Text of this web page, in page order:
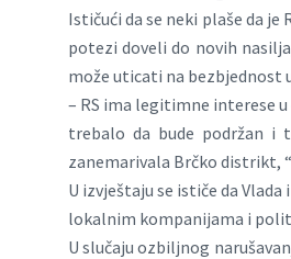
Ističući da se neki plaše da
potezi doveli do novih
može uticati na bezbjednost
– RS ima legitimne interese
trebalo da bude podržan i
zanemarivala Brčko distrikt,
U izvještaju se ističe da
lokalnim kompanijama i
U slučaju ozbiljnog